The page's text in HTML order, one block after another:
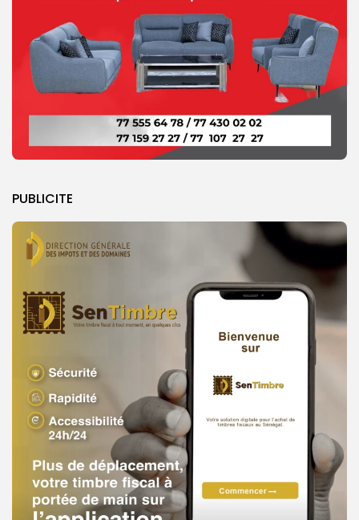
PUBLICITE